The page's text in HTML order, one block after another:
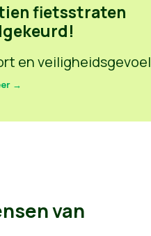
fietsstraten
en veiligheidsgevoel
→
van